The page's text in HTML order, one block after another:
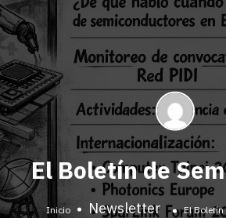
El Boletín de
Inicio Newsletter El Boletín